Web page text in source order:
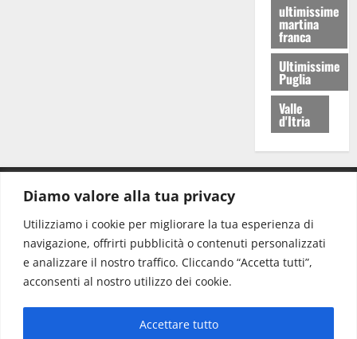
Diamo valore alla tua privacy
Utilizziamo i cookie per migliorare la tua esperienza di
navigazione, offrirti pubblicità o contenuti personalizzati
e analizzare il nostro traffico. Cliccando “Accetta tutti”,
acconsenti al nostro utilizzo dei cookie.
Accettare tutto
ultimissime
martina
franca
Ultimissime
Puglia
Valle
d'Itria
Redazione: redazione@www.martinasera.it
Direttore:direttore@www.martinasera.it
Info & Commerciale:info@www.martinasera.it